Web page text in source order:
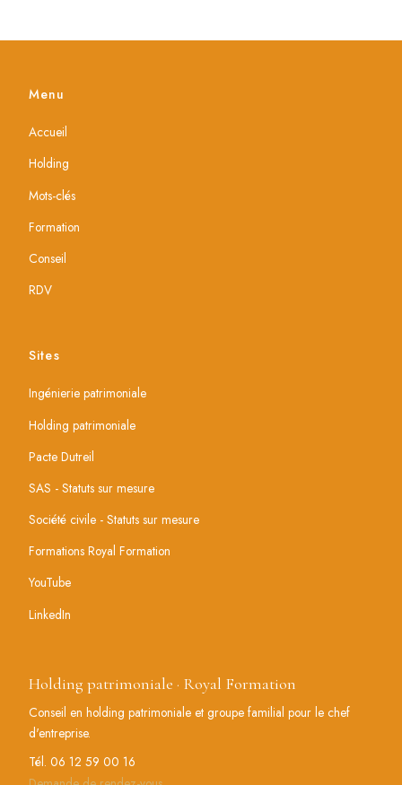
Menu
Accueil
Holding
Mots-clés
Formation
Conseil
RDV
Sites
Ingénierie patrimoniale
Holding patrimoniale
Pacte Dutreil
SAS - Statuts sur mesure
Société civile - Statuts sur mesure
Formations Royal Formation
YouTube
LinkedIn
Holding patrimoniale · Royal Formation
Conseil en holding patrimoniale et groupe familial pour le chef
d'entreprise.
Tél. 06 12 59 00 16